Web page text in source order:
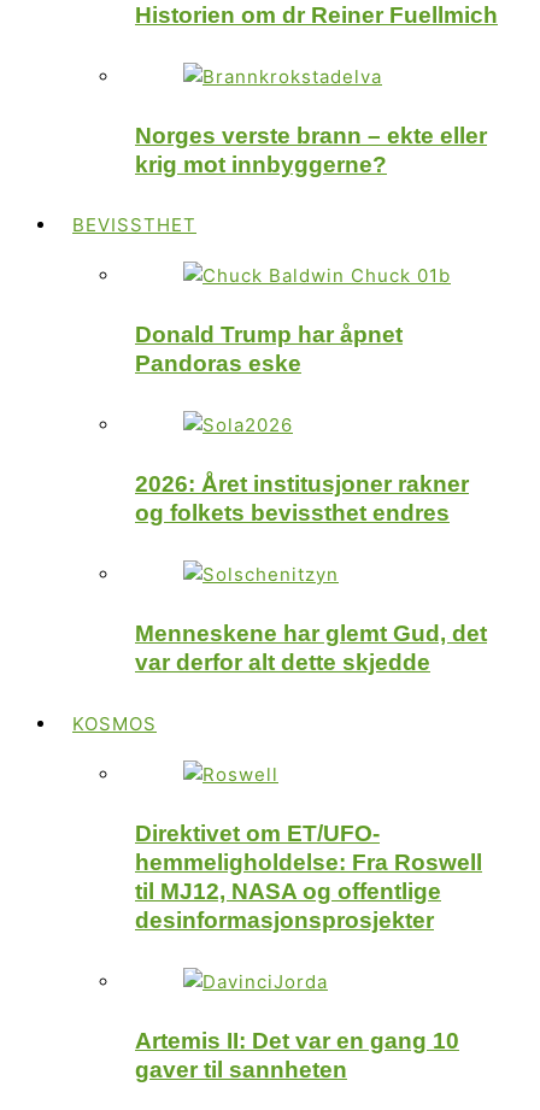
Historien om dr Reiner Fuellmich
Norges verste brann – ekte eller
krig mot innbyggerne?
BEVISSTHET
Donald Trump har åpnet
Pandoras eske
2026: Året institusjoner rakner
og folkets bevissthet endres
Menneskene har glemt Gud, det
var derfor alt dette skjedde
KOSMOS
Direktivet om ET/UFO-
hemmeligholdelse: Fra Roswell
til MJ12, NASA og offentlige
desinformasjonsprosjekter
Artemis II: Det var en gang 10
gaver til sannheten